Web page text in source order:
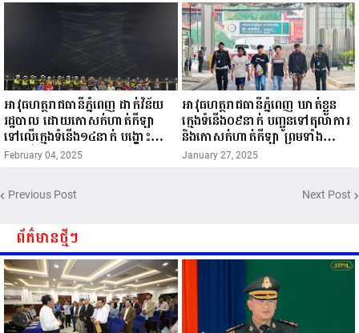
អាវុធហត្ថរាជធានីភ្នំពេញ ដាក់វិន័យ
រដ្ឋបាល ដោយកោសក់ហាត់កីឡា
ទៅលើក្មេងទំនើង១៤នាក់ បង្ហោះ
ម៉ូតូលើផ្លូវសាធារណៈ!
February 04, 2025
អាវុធហត្ថរាជធានីភ្នំពេញ ឃាត់ខ្លួន
ក្មេងទំនើង០៩នាក់ បញ្ជូនទៅតុលាការ
និងកោសក់ហាត់កីឡា ព្រមទាំង
ដកហូតម៉ូតូរក្សាទុក ០៣ខែ!
January 27, 2025
Previous Post Next Post
ព័ត៌មានថ្មីៗ